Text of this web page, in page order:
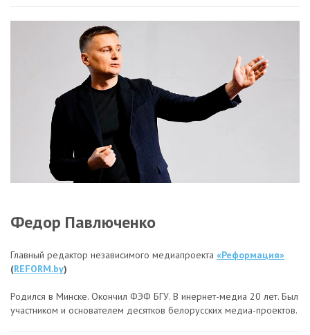
Федор Павлюченко
Главный редактор независимого медиапроекта «Реформация»
(REFORM.by)
Родился в Минске. Окончил ФЭФ БГУ. В инернет-медиа 20 лет. Был
участником и основателем десятков белорусских медиа-проектов.